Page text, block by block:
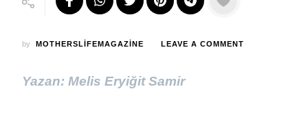
by MOTHERSLIFEMAGAZINE LEAVE A COMMENT
Yazan: Melis Eryiğit Samir